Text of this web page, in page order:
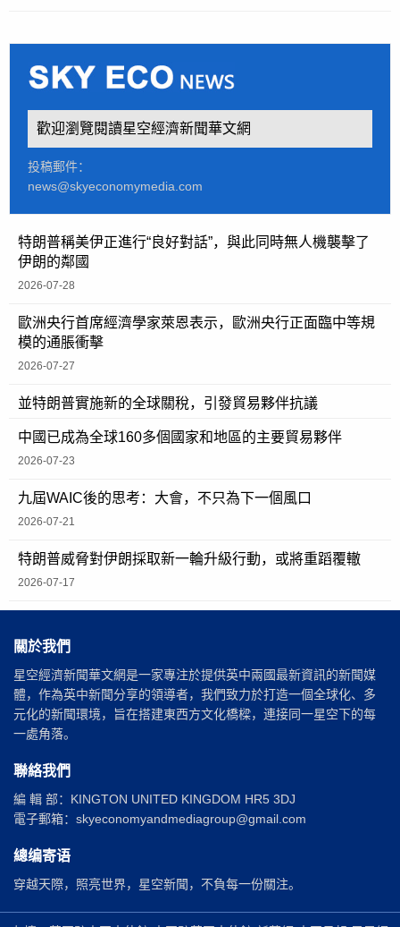
歡迎瀏覽閱讀星空經濟新聞華文網
投稿郵件：
news@skyeconomymedia.com
特朗普稱美伊正進行“良好對話”，與此同時無人機襲擊了
伊朗的鄰國
2026-07-28
歐洲央行首席經濟學家萊恩表示，歐洲央行正面臨中等規
模的通脹衝擊
2026-07-27
並特朗普實施新的全球關稅，引發貿易夥伴抗議
中國已成為全球160多個國家和地區的主要貿易夥伴
2026-07-23
九屆WAIC後的思考：大會，不只為下一個風口
2026-07-21
特朗普威脅對伊朗採取新一輪升級行動，或將重蹈覆轍
2026-07-17
關於我們
星空經濟新聞華文網是一家專注於提供英中兩國最新資訊的新聞媒
體，作為英中新聞分享的領導者，我們致力於打造一個全球化、多
元化的新聞環境，旨在搭建東西方文化橋樑，連接同一星空下的每
一處角落。
聯絡我們
編 輯 部：KINGTON UNITED KINGDOM HR5 3DJ
電子郵箱：skyeconomyandmediagroup@gmail.com
總编寄语
穿越天際，照亮世界，星空新聞，不負每一份關注。